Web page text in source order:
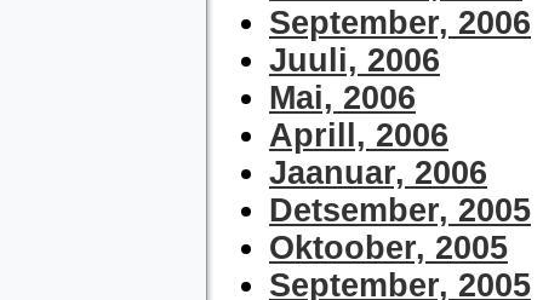
September, 2006
Juuli, 2006
Mai, 2006
Aprill, 2006
Jaanuar, 2006
Detsember, 2005
Oktoober, 2005
September, 2005